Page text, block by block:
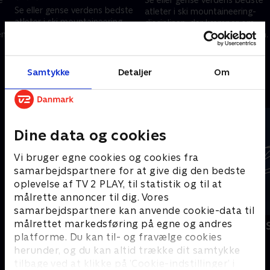
Samtykke Detaljer Om
Dine data og cookies
Vi bruger egne cookies og cookies fra
samarbejdspartnere for at give dig den bedste
oplevelse af TV 2 PLAY, til statistik og til at
målrette annoncer til dig. Vores
samarbejdspartnere kan anvende cookie-data til
målrettet markedsføring på egne og andres
platforme. Du kan til- og fravælge cookies
herunder, og du kan altid trække dit samtykke
tilbage ved at klikke på ’Cookie-indstillinger’ i
Se eller gense verdens bedste
atleter i ski mountaineering-
atleter i ski mountaineering-
disciplinen, der kæmper om
prestigefyldt OL-metal i Italien.
Andre så også
Vinter-OL - Speedskating
Skisport
Vinter-OL -
Skisport